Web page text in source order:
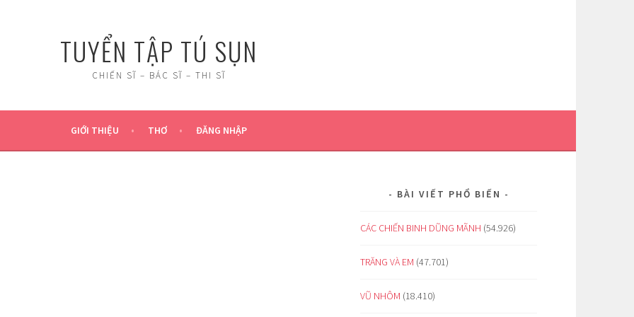
TUYỂN TẬP TÚ SỤN
CHIẾN SĨ – BÁC SĨ – THI SĨ
GIỚI THIỆU THƠ ĐĂNG NHẬP
BÀI VIẾT PHỔ BIẾN
CÁC CHIẾN BINH DŨNG MÃNH (54.926)
TRĂNG VÀ EM (47.701)
VŨ NHÔM (18.410)